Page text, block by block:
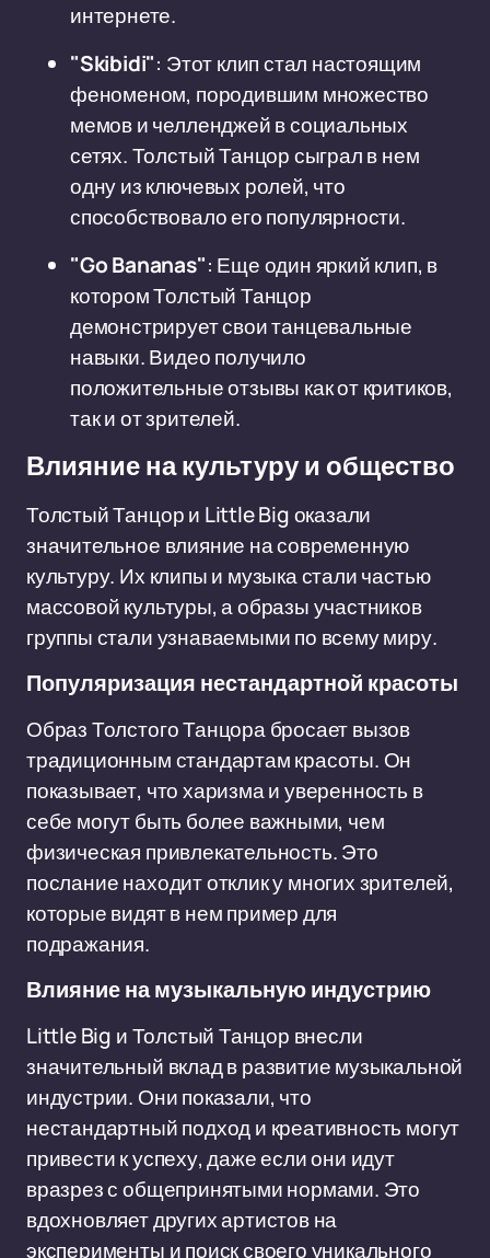
интернете.
"Skibidi": Этот клип стал настоящим
феноменом, породившим множество
мемов и челленджей в социальных
сетях. Толстый Танцор сыграл в нем
одну из ключевых ролей, что
способствовало его популярности.
"Go Bananas": Еще один яркий клип, в
котором Толстый Танцор
демонстрирует свои танцевальные
навыки. Видео получило
положительные отзывы как от критиков,
так и от зрителей.
Влияние на культуру и общество
Толстый Танцор и Little Big оказали
значительное влияние на современную
культуру. Их клипы и музыка стали частью
массовой культуры, а образы участников
группы стали узнаваемыми по всему миру.
Популяризация нестандартной красоты
Образ Толстого Танцора бросает вызов
традиционным стандартам красоты. Он
показывает, что харизма и уверенность в
себе могут быть более важными, чем
физическая привлекательность. Это
послание находит отклик у многих зрителей,
которые видят в нем пример для
подражания.
Влияние на музыкальную индустрию
Little Big и Толстый Танцор внесли
значительный вклад в развитие музыкальной
индустрии. Они показали, что
нестандартный подход и креативность могут
привести к успеху, даже если они идут
вразрез с общепринятыми нормами. Это
вдохновляет других артистов на
эксперименты и поиск своего уникального